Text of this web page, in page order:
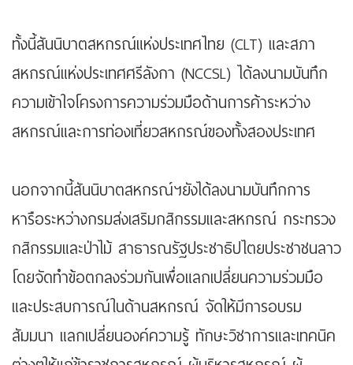
ทั้งนี้สันนิบาตสหกรณ์แห่งประเทศไทย (CLT) และสภา
สหกรณ์แห่งประเทศศรีลังกา (NCCSL) ได้ลงนามบันทึก
ความเข้าใจโครงการความร่วมมือด้านการค้าระหว่าง
สหกรณ์และการท่องเที่ยวสหกรณ์ของทั้งสองประเทศ
นอกจากนี้สันนิบาตสหกรณ์ฯยังได้ลงนามบันทึกการ
หารือระหว่างกรมส่งเสริมกสิกรรมและสหกรณ์ กระทรวง
กสิกรรมและป่าไม้ สาธารณรัฐประชาธิปไตยประชาชนลาว
โดยจัดทำข้อตกลงร่วมกันเพื่อแลกเปลี่ยนความร่วมมือ
และประสบการณ์ในด้านสหกรณ์ จัดให้มีการอบรม
สัมมนา แลกเปลี่ยนองค์ความรู้ ทักษะวิชาการและเทคนิค